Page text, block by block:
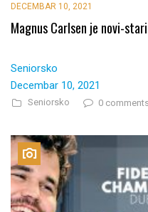
DECEMBAR 10, 2021
Magnus Carlsen je novi-
Seniorsko
Decembar 10, 2021
Seniorsko 0